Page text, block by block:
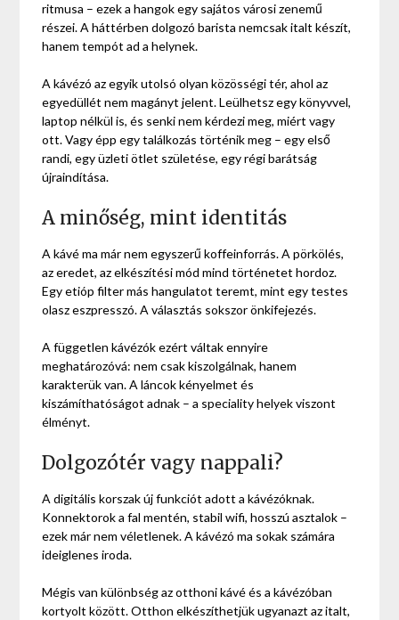
ritmusa – ezek a hangok egy sajátos városi zenemű
részei. A háttérben dolgozó barista nemcsak italt készít,
hanem tempót ad a helynek.
A kávézó az egyik utolsó olyan közösségi tér, ahol az
egyedüllét nem magányt jelent. Leülhetsz egy könyvvel,
laptop nélkül is, és senki nem kérdezi meg, miért vagy
ott. Vagy épp egy találkozás történik meg – egy első
randi, egy üzleti ötlet születése, egy régi barátság
újraindítása.
A minőség, mint identitás
A kávé ma már nem egyszerű koffeinforrás. A pörkölés,
az eredet, az elkészítési mód mind történetet hordoz.
Egy etióp filter más hangulatot teremt, mint egy testes
olasz eszpresszó. A választás sokszor önkifejezés.
A független kávézók ezért váltak ennyire
meghatározóvá: nem csak kiszolgálnak, hanem
karakterük van. A láncok kényelmet és
kiszámíthatóságot adnak – a speciality helyek viszont
élményt.
Dolgozótér vagy nappali?
A digitális korszak új funkciót adott a kávézóknak.
Konnektorok a fal mentén, stabil wifi, hosszú asztalok –
ezek már nem véletlenek. A kávézó ma sokak számára
ideiglenes iroda.
Mégis van különbség az otthoni kávé és a kávézóban
kortyolt között. Otthon elkészíthetjük ugyanazt az italt,